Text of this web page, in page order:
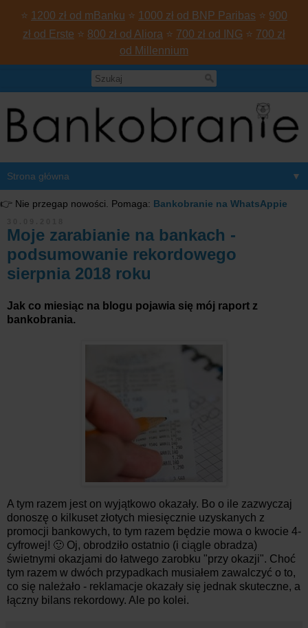
⭐ 1200 zł od mBanku ⭐ 1000 zł od BNP Paribas ⭐ 900
zł od Erste ⭐ 800 zł od Aliora ⭐ 700 zł od ING ⭐ 700 zł
od Millennium
▼
👉 Nie przegap nowości. Pomaga: Bankobranie na WhatsAppie
Moje zarabianie na bankach -
podsumowanie rekordowego
sierpnia 2018 roku
Jak co miesiąc na blogu pojawia się mój raport z
bankobrania.
A tym razem jest on wyjątkowo okazały. Bo o ile zazwyczaj
donoszę o kilkuset złotych miesięcznie uzyskanych z
promocji bankowych, to tym razem będzie mowa o kwocie 4-
cyfrowej! 🙂 Oj, obrodziło ostatnio (i ciągle obradza)
świetnymi okazjami do łatwego zarobku "przy okazji". Choć
tym razem w dwóch przypadkach musiałem zawalczyć o to,
co się należało - reklamacje okazały się jednak skuteczne, a
łączny bilans rekordowy. Ale po kolei.